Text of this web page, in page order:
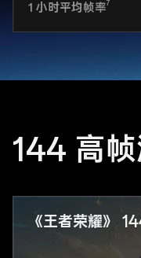
1 小时平均帧率7
144 高
《王者荣耀》